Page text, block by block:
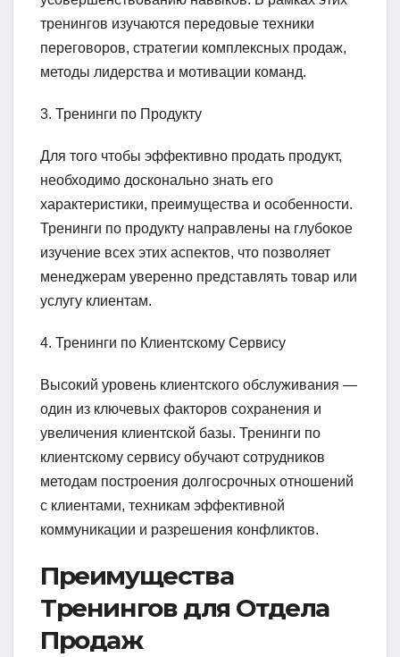
тренингов изучаются передовые техники
переговоров, стратегии комплексных продаж,
методы лидерства и мотивации команд.
3. Тренинги по Продукту
Для того чтобы эффективно продать продукт,
необходимо досконально знать его
характеристики, преимущества и особенности.
Тренинги по продукту направлены на глубокое
изучение всех этих аспектов, что позволяет
менеджерам уверенно представлять товар или
услугу клиентам.
4. Тренинги по Клиентскому Сервису
Высокий уровень клиентского обслуживания —
один из ключевых факторов сохранения и
увеличения клиентской базы. Тренинги по
клиентскому сервису обучают сотрудников
методам построения долгосрочных отношений
с клиентами, техникам эффективной
коммуникации и разрешения конфликтов.
Преимущества
Тренингов для Отдела
Продаж